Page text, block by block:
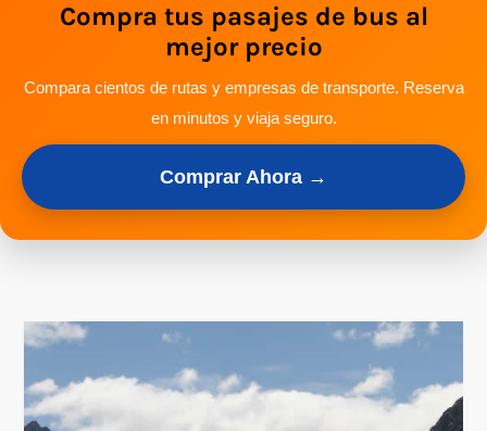
Compra tus pasajes de bus al
mejor precio
Compara cientos de rutas y empresas de transporte. Reserva
en minutos y viaja seguro.
Comprar Ahora →